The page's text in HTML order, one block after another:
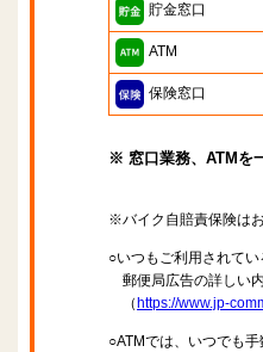
貯金窓口
ATM
保険窓口
※ 窓口業務、ATMを
※バイク自賠責保険は
○いつもご利用されて
郵便局広告の詳しい
（ https://www.jp-
○ATMでは、いつでも